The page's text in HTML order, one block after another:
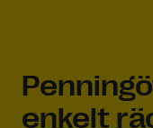
enkelt